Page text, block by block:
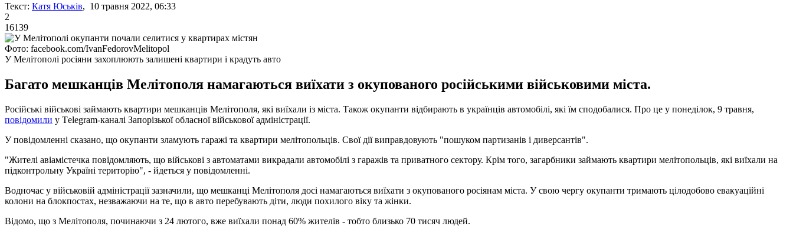
Текст: Катя Юськів, 10 травня 2022, 06:33
2
16139
Фото: facebook.com/IvanFedorovMelitopol
У Мелітополі росіяни захоплюють залишені квартири і крадуть авто
Багато мешканців Мелітополя намагаються виїхати з окупованого російськими військовими міста.
Російські військові займають квартири мешканців Мелітополя, які виїхали із міста. Також окупанти відбирають в українців автомобілі, які їм сподобалися. Про це у понеділок, 9 травня,
повідомили у Тelegram-каналі Запорізької обласної військової адміністрації.
У повідомленні сказано, що окупанти зламують гаражі та квартири мелітопольців. Свої дії виправдовують "пошуком партизанів і диверсантів".
"Жителі авіамістечка повідомляють, що військові з автоматами викрадали автомобілі з гаражів та приватного сектору. Крім того, загарбники займають квартири мелітопольців, які виїхали на
підконтрольну Україні територію", - йдеться у повідомленні.
Водночас у військовій адміністрації зазначили, що мешканці Мелітополя досі намагаються виїхати з окупованого росіянам міста. У свою чергу окупанти тримають цілодобово евакуаційні
колони на блокпостах, незважаючи на те, що в авто перебувають діти, люди похилого віку та жінки.
Відомо, що з Мелітополя, починаючи з 24 лютого, вже виїхали понад 60% жителів - тобто близько 70 тисяч людей.